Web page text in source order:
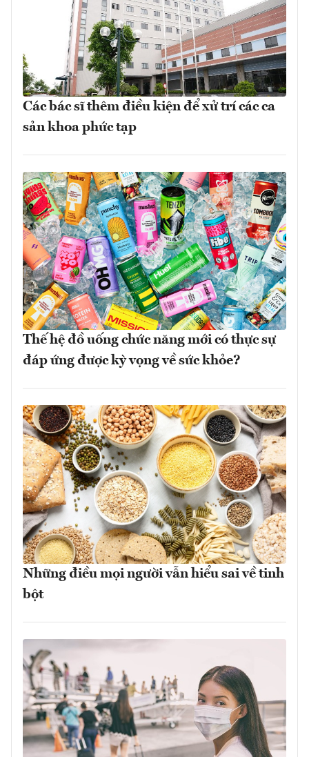
Các bác sĩ thêm điều kiện để xử trí các ca
sản khoa phức tạp
Thế hệ đồ uống chức năng mới có thực sự
đáp ứng được kỳ vọng về sức khỏe?
Những điều mọi người vẫn hiểu sai về tinh
bột